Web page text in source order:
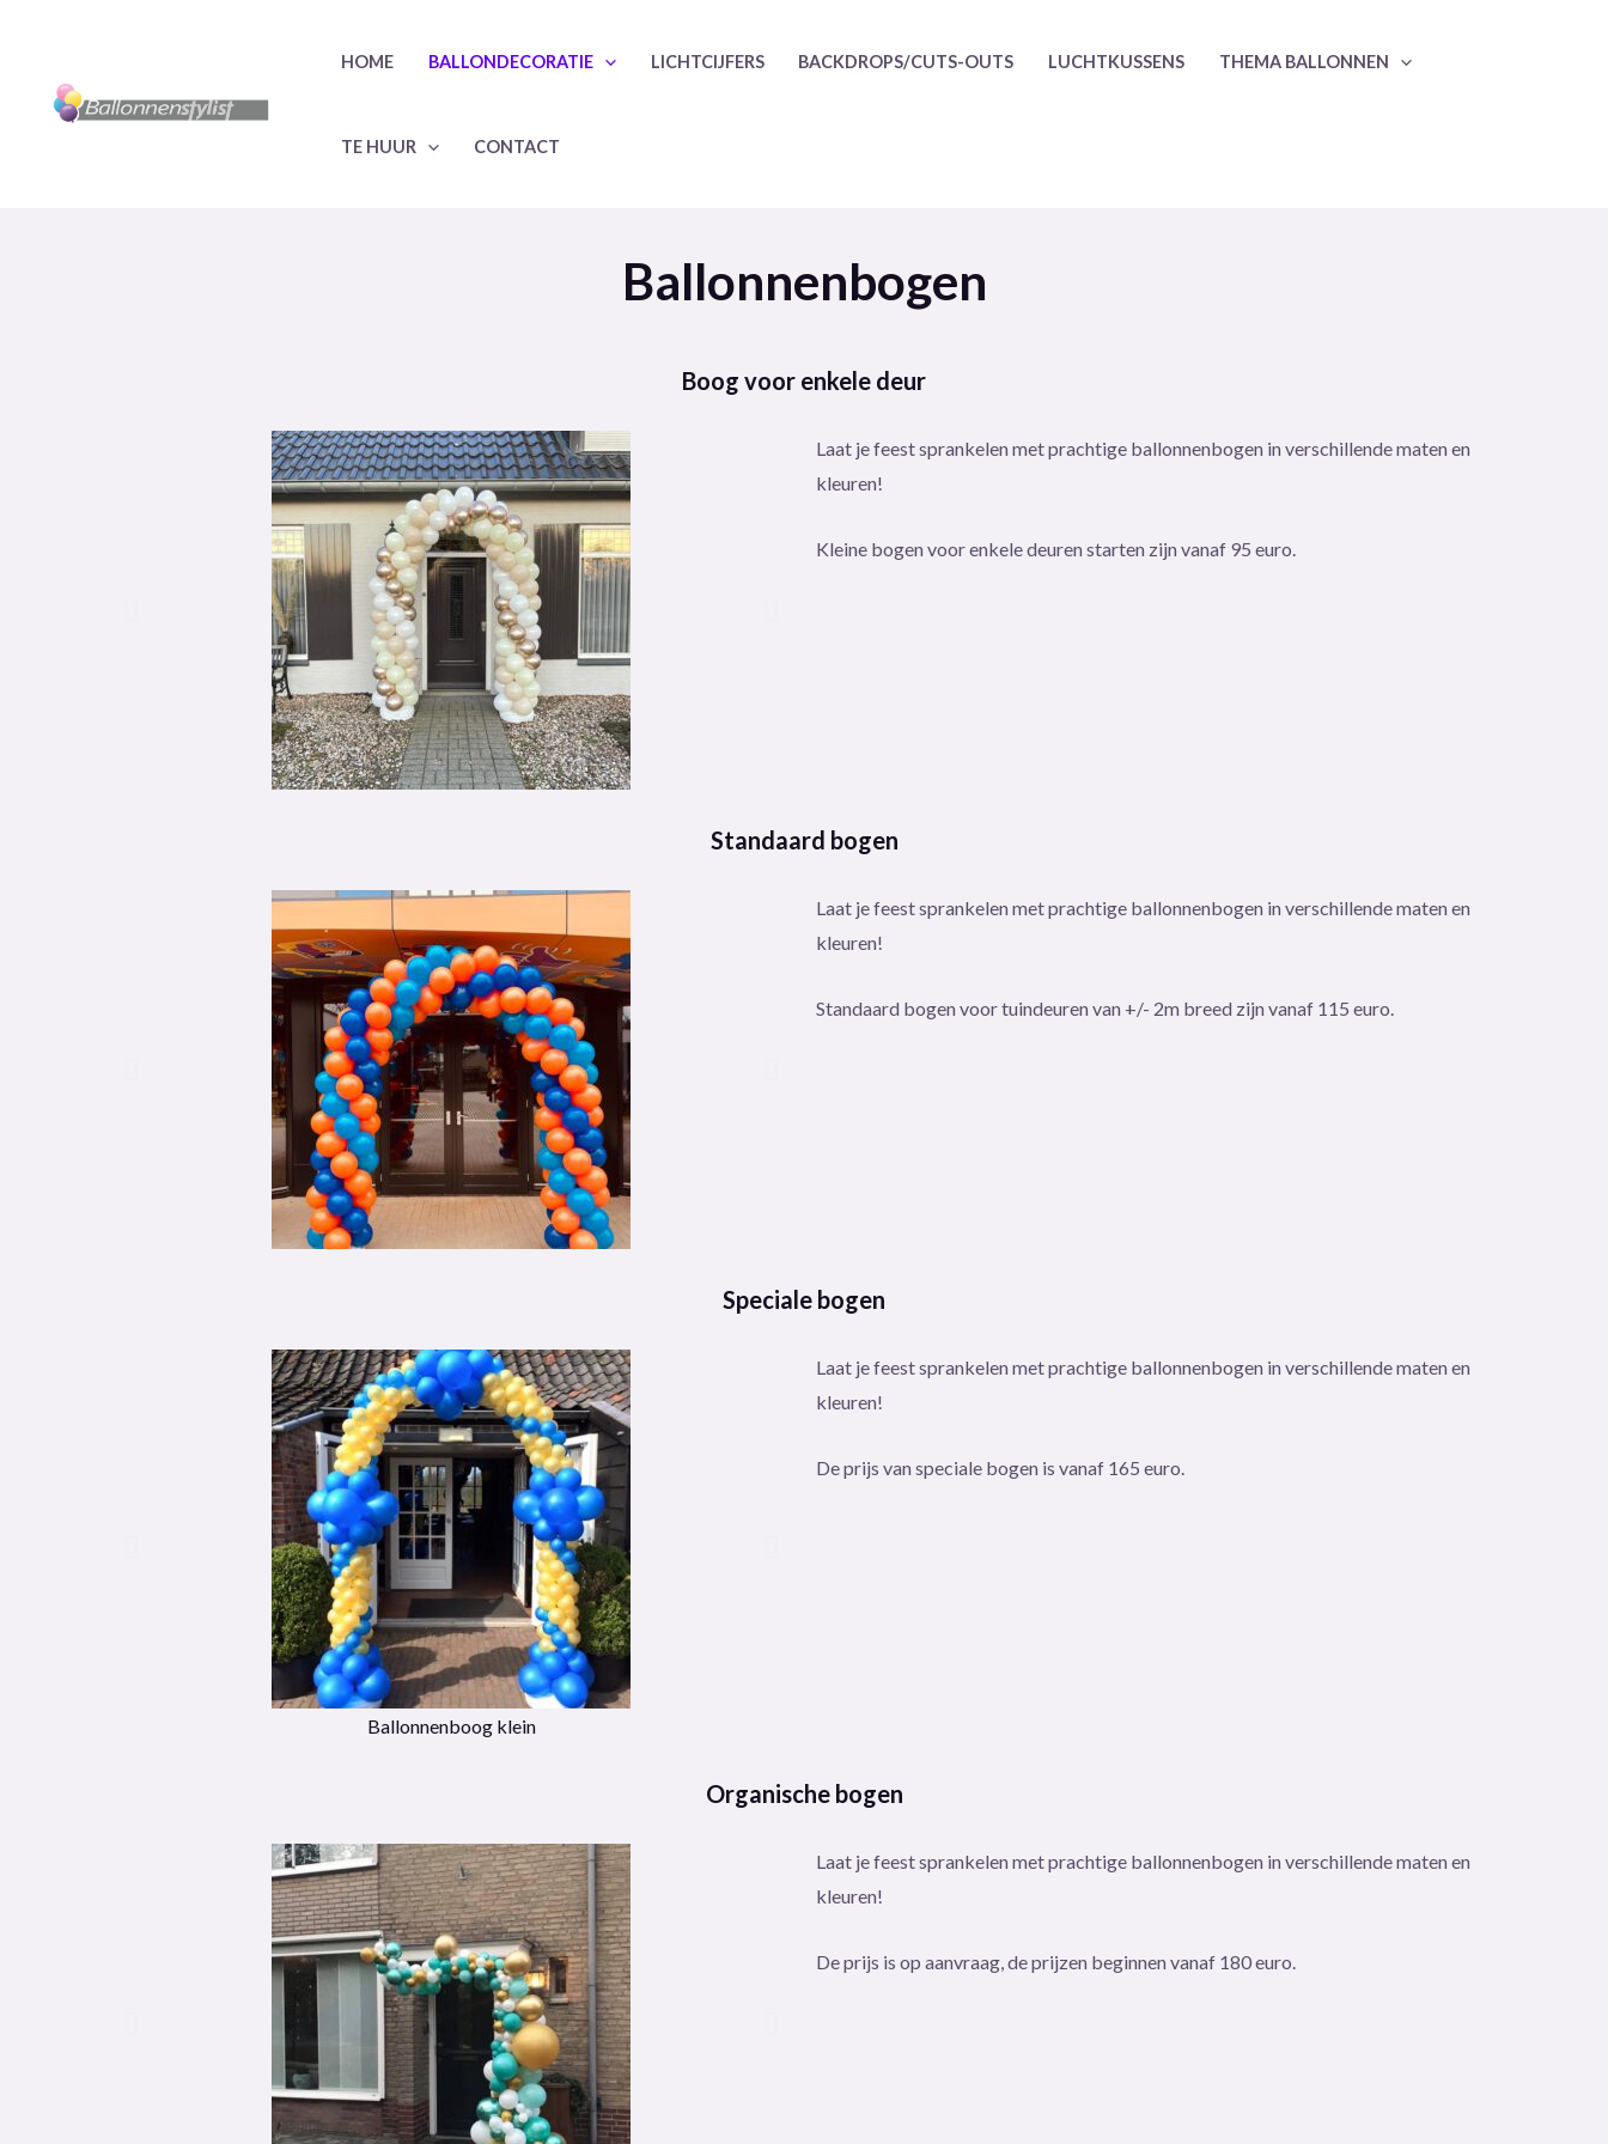
HOME BALLONDECORATIE LICHTCIJFERS BACKDROPS/CUTS-OUTS LUCHTKUSSENS THEMA BALLONNEN
TE HUUR CONTACT
Ballonnenbogen
Boog voor enkele deur
Laat je feest sprankelen met prachtige ballonnenbogen in verschillende maten en
kleuren!
Kleine bogen voor enkele deuren starten zijn vanaf 95 euro.
Standaard bogen
Laat je feest sprankelen met prachtige ballonnenbogen in verschillende maten en
kleuren!
Standaard bogen voor tuindeuren van +/- 2m breed zijn vanaf 115 euro.
Speciale bogen
Ballonnenboog klein
Laat je feest sprankelen met prachtige ballonnenbogen in verschillende maten en
kleuren!
De prijs van speciale bogen is vanaf 165 euro.
Organische bogen
Laat je feest sprankelen met prachtige ballonnenbogen in verschillende maten en
kleuren!
De prijs is op aanvraag, de prijzen beginnen vanaf 180 euro.